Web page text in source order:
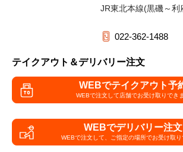
JR東北本線(黒磯～利
022-362-1488
テイクアウト＆デリバリー注文
WEBでテイクアウト予
WEBで注文して店舗でお受け取りでき
WEBでデリバリー注文
WEBで注文して、 ご指定の場所でお受け取